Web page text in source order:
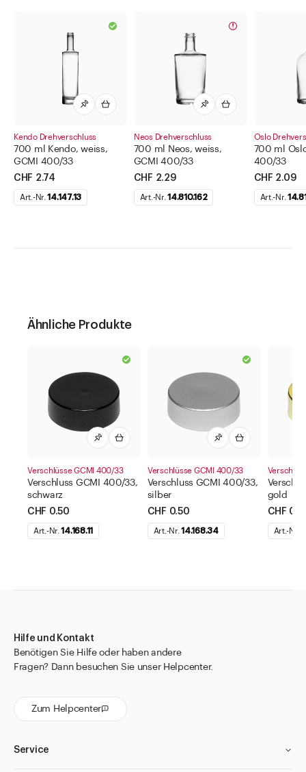
Kendo Drehverschluss
700 ml Kendo, weiss,
GCMI 400/33
CHF 2.74
Art.-Nr.14.147.13
Neos Drehverschluss
700 ml Neos, weiss,
GCMI 400/33
CHF 2.29
Art.-Nr.14.810.162
Oslo
700 ml
400/33
CHF 2.09
Art.-Nr.
Ähnliche Produkte
Verschlüsse GCMI 400/33
Verschluss GCMI 400/33,
schwarz
CHF 0.50
Art.-Nr.14.168.11
Verschlüsse GCMI 400/33
Verschluss GCMI 400/33,
silber
CHF 0.50
Art.-Nr.14.168.34
gold
CHF
Art.-Nr.
Hilfe und Kontakt
Benötigen Sie Hilfe oder haben andere
Fragen? Dann besuchen Sie unser Helpcenter.
Zum Helpcenter
Service